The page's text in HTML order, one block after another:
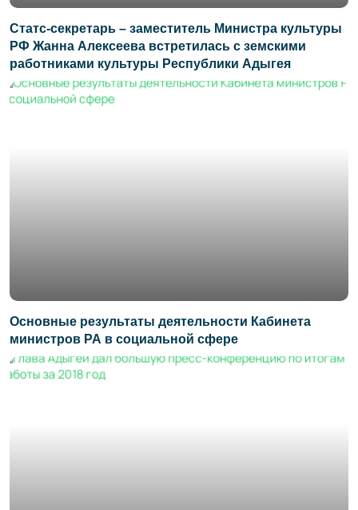
Статс-секретарь – заместитель Министра культуры
РФ Жанна Алексеева встретилась с земскими
работниками культуры Республики Адыгея
Основные результаты деятельности Кабинета
министров РА в социальной сфере